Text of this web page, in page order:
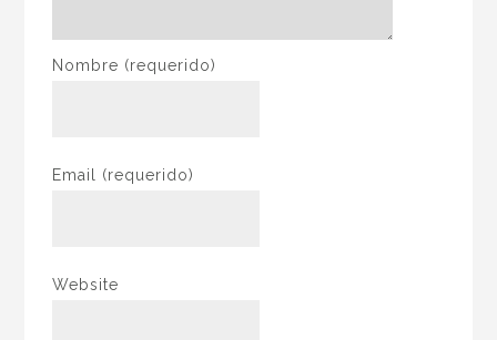
Nombre (requerido)
Email (requerido)
Website